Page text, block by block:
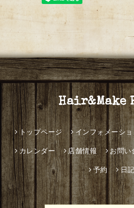
Hair&Make
トップページ インフォメーショ
カレンダー 店舗情報 お問い
予約 日記